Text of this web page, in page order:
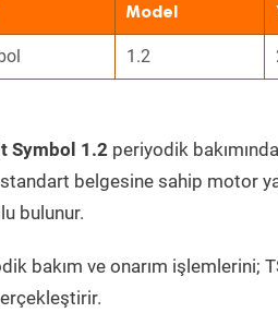
Model
1.2
Symbol 1.2 periyodik
belgesine sahip motor
bulunur.
bakım ve onarım işlemlerini;